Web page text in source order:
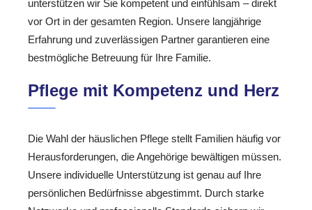
unterstützen wir Sie kompetent und einfühlsam – direkt
vor Ort in der gesamten Region. Unsere langjährige
Erfahrung und zuverlässigen Partner garantieren eine
bestmögliche Betreuung für Ihre Familie.
Pflege mit Kompetenz und Herz
Die Wahl der häuslichen Pflege stellt Familien häufig vor
Herausforderungen, die Angehörige bewältigen müssen.
Unsere individuelle Unterstützung ist genau auf Ihre
persönlichen Bedürfnisse abgestimmt. Durch starke